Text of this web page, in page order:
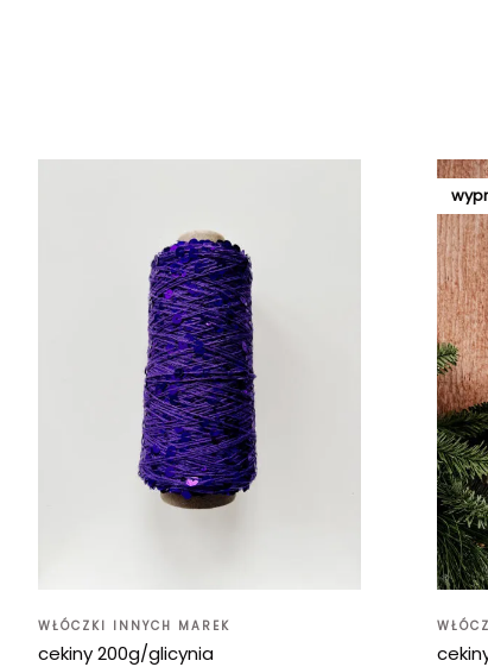
WŁÓCZKI INNYCH MAREK
cekiny 200g/glicynia